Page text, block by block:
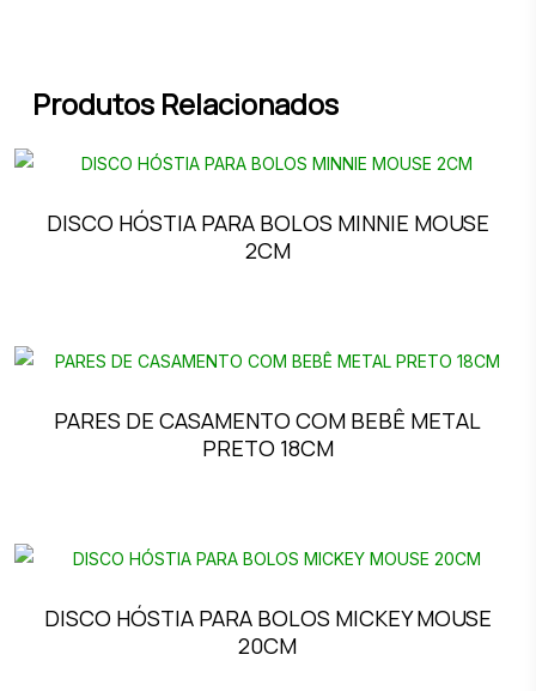
Produtos Relacionados
DISCO HÓSTIA PARA BOLOS MINNIE MOUSE
2CM
PARES DE CASAMENTO COM BEBÊ METAL
PRETO 18CM
DISCO HÓSTIA PARA BOLOS MICKEY MOUSE
20CM